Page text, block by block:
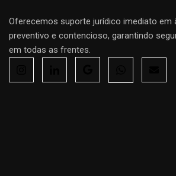
Oferecemos suporte jurídico imediato em
preventivo e contencioso, garantindo
em todas as frentes.